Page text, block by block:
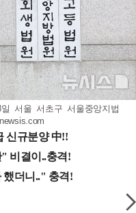
서울 서초구 서울중앙지법